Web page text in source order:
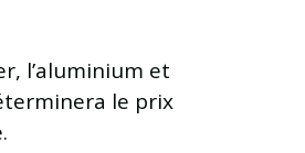
l’aluminium et
le prix